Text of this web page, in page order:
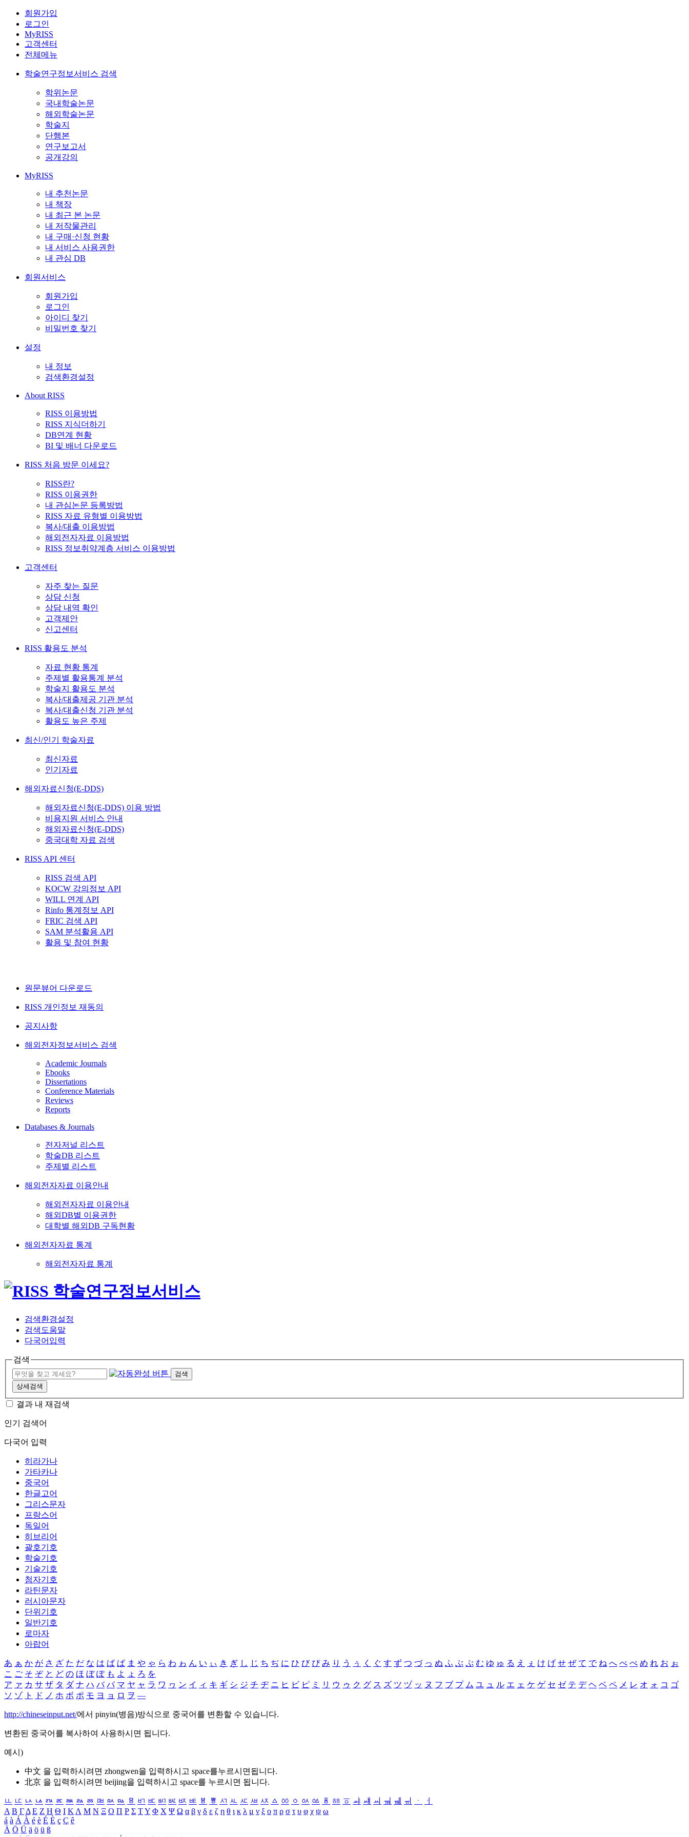
회원가입
로그인
MyRISS
고객센터
전체메뉴
학술연구정보서비스 검색
학위논문
국내학술논문
해외학술논문
학술지
단행본
연구보고서
공개강의
MyRISS
내 추천논문
내 책장
내 최근 본 논문
내 저작물관리
내 구매·신청 현황
내 서비스 사용권한
내 관심 DB
회원서비스
회원가입
로그인
아이디 찾기
비밀번호 찾기
설정
내 정보
검색환경설정
About RISS
RISS 이용방법
RISS 지식더하기
DB연계 현황
BI 및 배너 다운로드
RISS 처음 방문 이세요?
RISS란?
RISS 이용권한
내 관심논문 등록방법
RISS 자료 유형별 이용방법
복사/대출 이용방법
해외전자자료 이용방법
RISS 정보취약계층 서비스 이용방법
고객센터
자주 찾는 질문
상담 신청
상담 내역 확인
고객제안
신고센터
RISS 활용도 분석
자료 현황 통계
주제별 활용통계 분석
학술지 활용도 분석
복사/대출제공 기관 분석
복사/대출신청 기관 분석
활용도 높은 주제
최신/인기 학술자료
최신자료
인기자료
해외자료신청(E-DDS)
해외자료신청(E-DDS) 이용 방법
비용지원 서비스 안내
해외자료신청(E-DDS)
중국대학 자료 검색
RISS API 센터
RISS 검색 API
KOCW 강의정보 API
WILL 연계 API
Rinfo 통계정보 API
FRIC 검색 API
SAM 분석활용 API
활용 및 참여 현황
원문뷰어 다운로드
RISS 개인정보 재동의
공지사항
해외전자정보서비스 검색
Academic Journals
Ebooks
Dissertations
Conference Materials
Reviews
Reports
Databases & Journals
전자저널 리스트
학술DB 리스트
주제별 리스트
해외전자자료 이용안내
해외전자자료 이용안내
해외DB별 이용권한
대학별 해외DB 구독현황
해외전자자료 통계
해외전자자료 통계
검색환경설정
검색도움말
다국어입력
검색
검색
상세검색
결과 내 재검색
인기 검색어
다국어 입력
히라가나
가타카나
중국어
한글고어
그리스문자
프랑스어
독일어
히브리어
괄호기호
학술기호
기술기호
첨자기호
라틴문자
러시아문자
단위기호
일반기호
로마자
아랍어
あ ぁ か が さ ざ た だ な は ば ぱ ま や ゃ ら わ ゎ ん い ぃ き ぎ し じ ち ぢ に ひ び ぴ み り う ぅ く ぐ す ず つ づ っ ぬ ふ ぶ ぷ む ゆ ゅ る え ぇ け げ せ ぜ て で ね へ べ ぺ め れ お ぉ
こ ご そ ぞ と ど の ほ ぼ ぽ も よ ょ ろ を
ア ァ カ サ ザ タ ダ ナ ハ バ パ マ ヤ ャ ラ ワ ヮ ン イ ィ キ ギ シ ジ チ ヂ ニ ヒ ビ ピ ミ リ ウ ゥ ク グ ス ズ ツ ヅ ッ ヌ フ ブ プ ム ユ ュ ル エ ェ ケ ゲ セ ゼ テ デ ヘ ベ ペ メ レ オ ォ コ ゴ
ソ ゾ ト ド ノ ホ ボ ポ モ ヨ ョ ロ ヲ ―
http://chineseinput.net/에서 pinyin(병음)방식으로 중국어를 변환할 수 있습니다.
변환된 중국어를 복사하여 사용하시면 됩니다.
예시)
中文 을 입력하시려면 zhongwen을 입력하시고 space를누르시면됩니다.
北京 을 입력하시려면 beijing을 입력하시고 space를 누르시면 됩니다.
ㅥ ㅦ ㅧ ㅨ ㅩ ㅪ ㅫ ㅬ ㅭ ㅮ ㅯ ㅰ ㅱ ㅲ ㅳ ㅴ ㅵ ㅶ ㅷ ㅸ ㅹ ㅺ ㅻ ㅼ ㅽ ㅾ ㅿ ㆀ ㆁ ㆂ ㆃ ㆄ ㆅ ㆆ ㆇ ㆈ ㆉ ㆊ ㆋ ㆌ ㆍ
ㆎ
Α Β ΓΔ Ε Ζ Η Θ Ι ΚΛ Μ Ν Ξ Ο Π Ρ Σ ΤΥ Φ Χ Ψ Ω α β γ δ ε ζ η θ ι κ λ μ ν ξ ο π ρ σ τ υ φ χ ψ ω
á à Á À é è É È ç Ç ê
Ä Ö Ü ä ö ü ß